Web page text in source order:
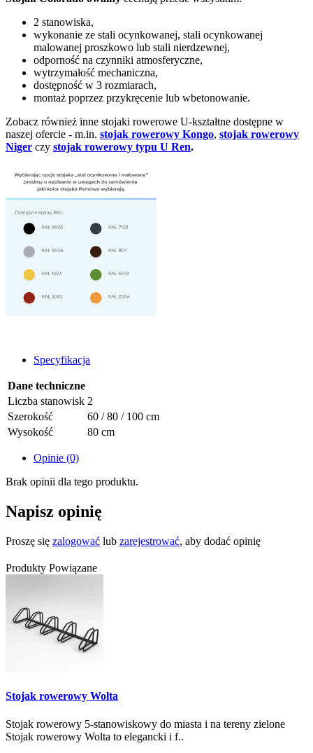
2 stanowiska,
wykonanie ze stali ocynkowanej, stali ocynkowanej
malowanej proszkowo lub stali nierdzewnej,
odporność na czynniki atmosferyczne,
wytrzymałość mechaniczna,
dostępność w 3 rozmiarach,
montaż poprzez przykręcenie lub wbetonowanie.
Zobacz również inne stojaki rowerowe U-kształtne dostępne w
naszej ofercie - m.in. stojak rowerowy Kongo, stojak rowerowy
Niger czy stojak rowerowy typu U Ren.
Specyfikacja
Dane techniczne
Liczba stanowisk 2
Szerokość
60 / 80 / 100 cm
Wysokość
80 cm
Opinie (0)
Brak opinii dla tego produktu.
Napisz opinię
Proszę się zalogować lub zarejestrować, aby dodać opinię
Produkty Powiązane
Stojak rowerowy Wolta
Stojak rowerowy 5-stanowiskowy do miasta i na tereny zielone
Stojak rowerowy Wolta to elegancki i f..